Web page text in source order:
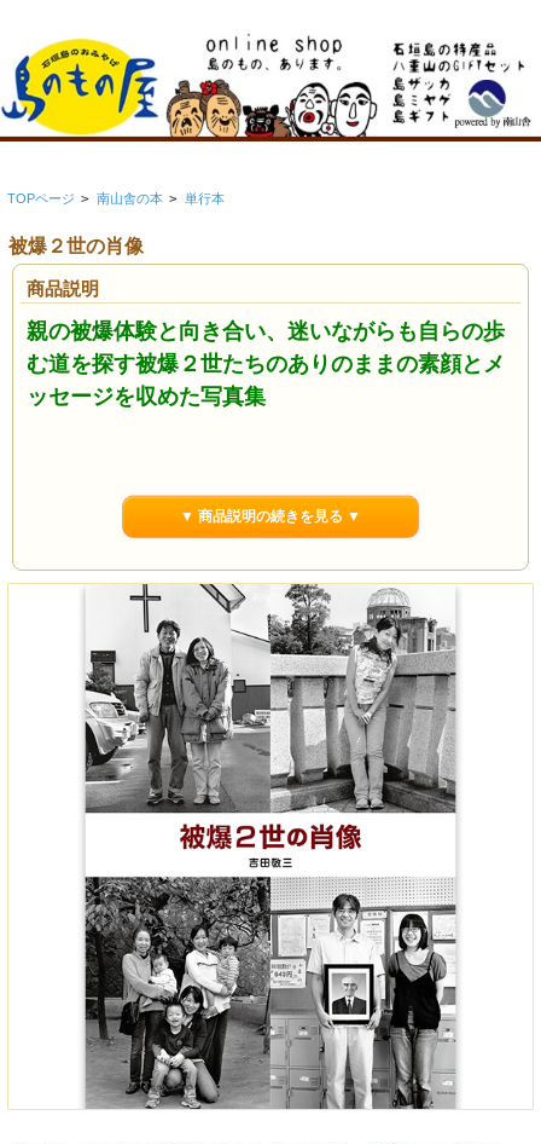
TOPページ > 南山舎の本 > 単行本
被爆２世の肖像
商品説明
親の被爆体験と向き合い、迷いながらも自らの歩
む道を探す被爆２世たちのありのままの素顔とメ
ッセージを収めた写真集
私たちを産んでくれた被爆者である親への恩返し。次世代へは
怒りや不安ではなく、希望を伝えたい」
被爆者にとって８月６日、８月９日は始まりに過ぎない。
これまでの人生すべてが「ピカ」と繋がっているが、語り部となって自らの体験
を多くの人に語れる被爆者はほんの一握りに過ぎない。被爆２世にとっても親が
「語らなかった」「語れなかった」被爆への言葉にならない思いをその背中に感
じながら育ったことが原体験といえる。
歴史は伝える意思を持たなければ消えてしまう。残念なことに親から直接、被爆
体験を聞いた２世は半数に満たないのも事実で、中には親の死後に初めて被爆し
ていたという事実が判明したケースもあった。親には「自分が被爆したせいで子
どもたちに何かあったら」といった不安があり、２世には「親に過去の辛い体験
を思い起こさせるのでは」といったそれぞれの思いがあり、近しい家族ゆえの難
しさも感じた。
しかし、被爆者自らが被爆体験を語れる時間は残りわずか。この写真集をきっか
けに、まずは家族の中で被爆の実相を伝え、それを自らの思いも込めた言葉で次
の世代へ繋いでいくことこそ、被爆２世に課せられた大切な役割だと深く感じて
（あとがき）より
▼ 商品説明の続きを見る ▼